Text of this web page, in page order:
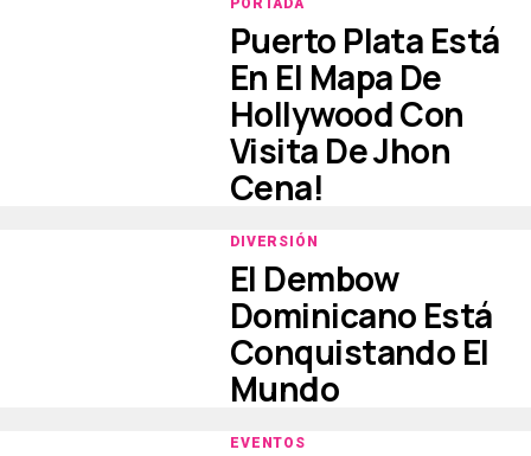
PORTADA
Puerto Plata Está
En El Mapa De
Hollywood Con
Visita De Jhon
Cena!
DIVERSIÓN
El Dembow
Dominicano Está
Conquistando El
Mundo
EVENTOS